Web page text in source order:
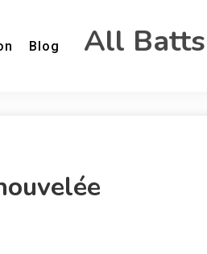
Blog All Batts